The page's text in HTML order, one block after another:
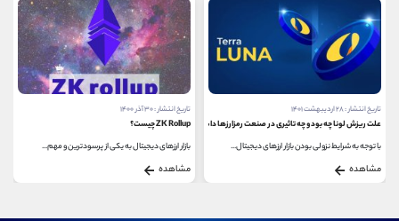
تاریخ انتشار : ۲۸ اردیبهشت ۱۴۰۱
علت ریزش لونا چه بود و چه تاثیری در صنعت رمزارزها داشت؟
با توجه به شرایط نزولی بودن بازار ارزهای دیجیتال...
مشاهده
تاریخ انتشار : ۳۰ آذر ۱۴۰۰
ZK Rollup چیست؟
بازار ارزهای دیجیتال به یکی از پرسودترین و مهم...
مشاهده